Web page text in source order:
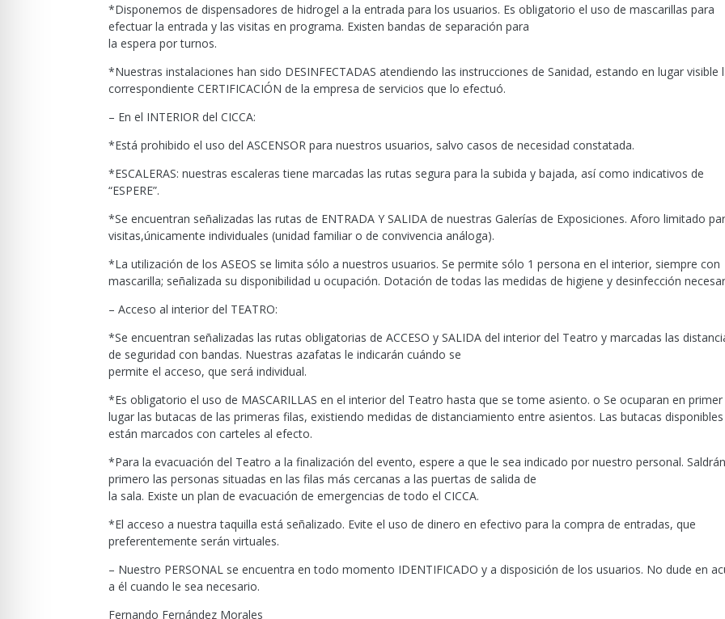
*Disponemos de dispensadores de hidrogel a la entrada para los usuarios. Es obligatorio el uso de mascarillas para
efectuar la entrada y las visitas en programa. Existen bandas de separación para
la espera por turnos.
*Nuestras instalaciones han sido DESINFECTADAS atendiendo las instrucciones de Sanidad, estando en lugar visible
correspondiente CERTIFICACIÓN de la empresa de servicios que lo efectuó.
– En el INTERIOR del CICCA:
*Está prohibido el uso del ASCENSOR para nuestros usuarios, salvo casos de necesidad constatada.
*ESCALERAS: nuestras escaleras tiene marcadas las rutas segura para la subida y bajada, así como indicativos de
“ESPERE”.
*Se encuentran señalizadas las rutas de ENTRADA Y SALIDA de nuestras Galerías de Exposiciones. Aforo limitado
visitas,únicamente individuales (unidad familiar o de convivencia análoga).
*La utilización de los ASEOS se limita sólo a nuestros usuarios. Se permite sólo 1 persona en el interior, siempre con
mascarilla; señalizada su disponibilidad u ocupación. Dotación de todas las medidas de higiene y desinfección
– Acceso al interior del TEATRO:
*Se encuentran señalizadas las rutas obligatorias de ACCESO y SALIDA del interior del Teatro y marcadas las
de seguridad con bandas. Nuestras azafatas le indicarán cuándo se
permite el acceso, que será individual.
*Es obligatorio el uso de MASCARILLAS en el interior del Teatro hasta que se tome asiento. o Se ocuparan en primer
lugar las butacas de las primeras filas, existiendo medidas de distanciamiento entre asientos. Las butacas disponibles
están marcados con carteles al efecto.
*Para la evacuación del Teatro a la finalización del evento, espere a que le sea indicado por nuestro personal.
primero las personas situadas en las filas más cercanas a las puertas de salida de
la sala. Existe un plan de evacuación de emergencias de todo el CICCA.
*El acceso a nuestra taquilla está señalizado. Evite el uso de dinero en efectivo para la compra de entradas, que
preferentemente serán virtuales.
– Nuestro PERSONAL se encuentra en todo momento IDENTIFICADO y a disposición de los usuarios. No dude en
a él cuando le sea necesario.
Fernando Fernández Morales